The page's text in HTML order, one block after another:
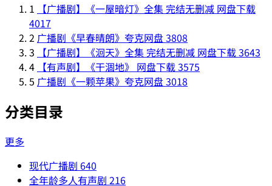
1
【广播剧】《一屋暗灯》全集 完结无删减 网盘下载
4017
2 广播剧《早春晴朗》夸克网盘3808
3
【广播剧】《洄天》全集 完结无删减 网盘下载3643
4 【有声剧】《干涸地》 网盘下载3575
5 广播剧《一颗苹果》夸克网盘3018
分类目录
更多
现代广播剧 640
全年龄多人有声剧 216